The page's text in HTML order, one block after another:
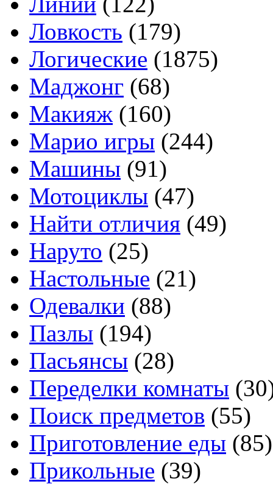
Ловкость (179)
Логические (1875)
Маджонг (68)
Макияж (160)
Марио игры (244)
Машины (91)
Мотоциклы (47)
Найти отличия (49)
Наруто (25)
Настольные (21)
Одевалки (88)
Пазлы (194)
Пасьянсы (28)
Переделки комнаты
Поиск предметов (55)
Приготовление еды (85)
Прикольные (39)